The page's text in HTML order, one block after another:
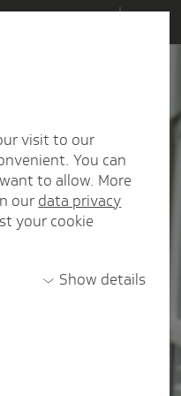
–
der TK
visit to our
You can
to allow. More
our data privacy
your cookie
Show details